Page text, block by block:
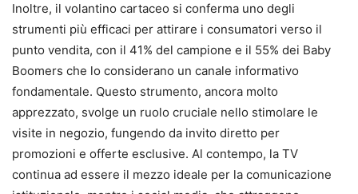
Inoltre, il volantino cartaceo si conferma uno degli
strumenti più efficaci per attirare i consumatori verso il
punto vendita, con il 41% del campione e il 55% dei Baby
Boomers che lo considerano un canale informativo
fondamentale. Questo strumento, ancora molto
apprezzato, svolge un ruolo cruciale nello stimolare le
visite in negozio, fungendo da invito diretto per
promozioni e offerte esclusive. Al contempo, la TV
continua ad essere il mezzo ideale per la comunicazione